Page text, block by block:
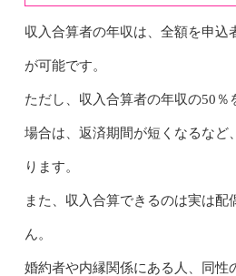
収入合算者の年収は、全額を申込
が可能です。
ただし、収入合算者の年収の50％
場合は、返済期間が短くなるなど
ります。
また、収入合算できるのは実は配
ん。
婚約者や内縁関係にある人、同性